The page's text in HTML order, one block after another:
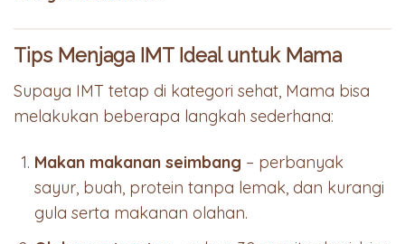
Tips Menjaga IMT Ideal untuk Mama
Supaya IMT tetap di kategori sehat, Mama bisa
melakukan beberapa langkah sederhana:
Makan makanan seimbang – perbanyak
sayur, buah, protein tanpa lemak, dan kurangi
gula serta makanan olahan.